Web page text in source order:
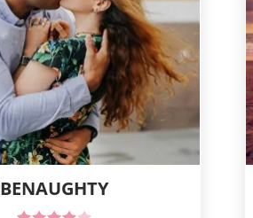
BENAUGHTY